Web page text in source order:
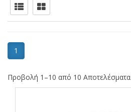
1
Προβολή 1–10 από 10 Αποτελέσματα